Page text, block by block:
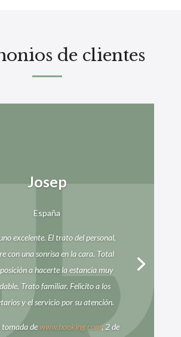
de clientes
Josep
España
excelente. El trato del personal,
con una sonrisa en la cara. Total
a hacerte la estancia muy
Trato familiar. Felicito a los
y el servicio por su atención.
tomada dewww.booking.com, 2 de